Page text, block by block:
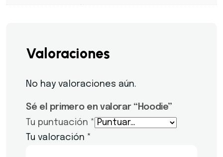
Valoraciones
No hay valoraciones aún.
Sé el primero en valorar “Hoodie”
Tu puntuación *
Tu valoración *